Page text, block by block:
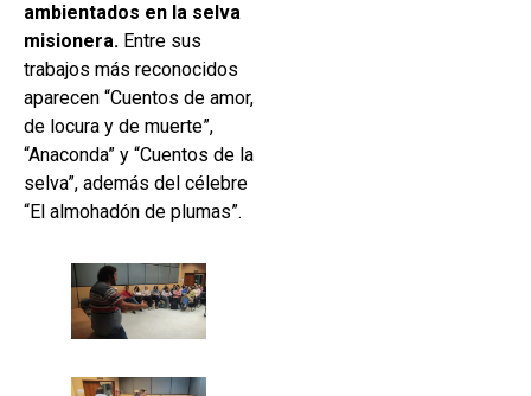
ambientados en la selva
misionera. Entre sus
trabajos más reconocidos
aparecen “Cuentos de amor,
de locura y de muerte”,
“Anaconda” y “Cuentos de la
selva”, además del célebre
“El almohadón de plumas”.